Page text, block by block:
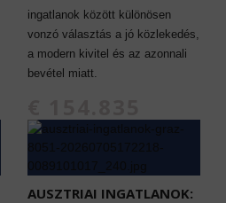
ingatlanok között különösen
vonzó választás a jó közlekedés,
a modern kivitel és az azonnali
bevétel miatt.
(Nettó)
AUSZTRIAI INGATLANOK: